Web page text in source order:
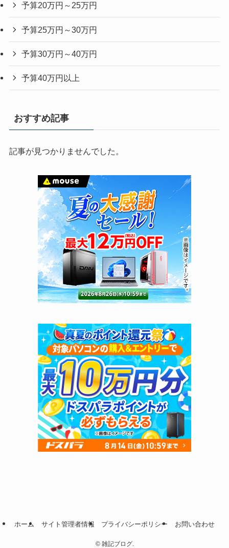
予算20万円～25万円
予算25万円～30万円
予算30万円～40万円
予算40万円以上
おすすめ記事
記事が見つかりませんでした。
ホーム サイト管理者情報 プライバシーポリシー お問い合わせ
©雑記ブログ.